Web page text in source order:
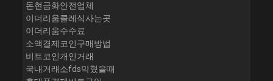
돈현금화안전업체
이더리움클레식사는곳
이더리움수수료
소액결제코인구매방법
비트코인개인거래
국내거래소fds막혔을때